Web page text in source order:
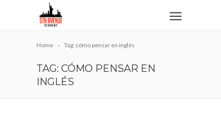
Home Tag: cómo pensar en inglés
TAG: CÓMO PENSAR EN
INGLÉS